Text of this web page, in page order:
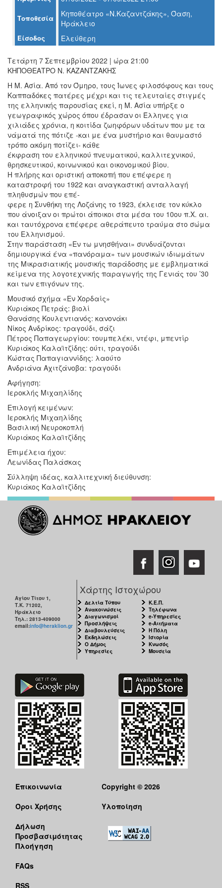
ΤΟΠΟΣ
ΠΟΛΙΤΙΣΜΟΣ
ΑΝΘΕΚΤΙΚΗ
ΠΟΛΗ
Τοποθεσία
Κηποθέατρο «Ν.Καζαντζάκης», Όαση,
Ηράκλειο
Είσοδος Ελεύθερη
Τετάρτη 7 Σεπτεμβρίου 2022 | ώρα 21:00
ΚΗΠΟΘΕΑΤΡΟ Ν. ΚΑΖΑΝΤΖΑΚΗΣ
Η Μ. Ασία. Από τον Όμηρο, τους Ίωνες φιλοσόφους και τους
Καππαδόκες πατέρες μέχρι και τις τελευταίες στιγμές
της ελληνικής παρουσίας εκεί, η Μ. Ασία υπήρξε o
γεωγραφικός χώρος όπου έδρασαν οι Έλληνες για
χιλιάδες χρόνια, η κοιτίδα ζωηφόρων υδάτων που με τα
νάματά της πότιζε -και με ένα μυστήριο και θαυμαστό
τρόπο ακόμη ποτίζει- κάθε
έκφραση του ελληνικού πνευματικού, καλλιτεχνικού,
θρησκευτικού, κοινωνικού και οικονομικού βίου.
Η πλήρης και οριστική αποκοπή που επέφερε η
καταστροφή του 1922 και αναγκαστική ανταλλαγή
πληθυσμών που επέ-
φερε η Συνθήκη της Λοζάνης το 1923, έκλεισε τον κύκλο
που άνοιξαν οι πρώτοι άποικοι στα μέσα του 10ου π.Χ. αι.
και ταυτόχρονα επέφερε αθεράπευτο τραύμα στο σώμα
του Ελληνισμού.
Στην παράσταση «Εν τω μνησθήναι» συνδυάζονται
δημιουργικά ένα «πανόραμα» των μουσικών ιδιωμάτων
της Μικρασιατικής μουσικής παράδοσης με εμβληματικά
κείμενα της λογοτεχνικής παραγωγής της Γενιάς του ’30
και των επιγόνων της.
Μουσικό σχήμα «Εν Χορδαίς»
Κυριάκος Πετράς: βιολί
Θανάσης Κουλεντιανός: κανονάκι
Νίκος Ανδρίκος: τραγούδι, σάζι
Πέτρος Παπαγεωργίου: τουμπελέκι, ντέφι, μπεντίρ
Κυριάκος Καλαϊτζίδης: ούτι, τραγούδι
Κώστας Παπαγιαννίδης: λαούτο
Ανδριάνα Αχιτζάνοβα: τραγούδι
Αφήγηση:
Ιεροκλής Μιχαηλίδης
Επιλογή κειμένων:
Ιεροκλής Μιχαηλίδης
Βασιλική Νευροκοπλή
Κυριάκος Καλαϊτζίδης
Επιμέλεια ήχου:
Λεωνίδας Παλάσκας
Σύλληψη ιδέας, καλλιτεχνική διεύθυνση:
Κυριάκος Καλαϊτζίδης
Αγίου Τίτου 1,
Τ.Κ. 71202,
Ηράκλειο
Τηλ.: 2813-409000
email:info@heraklion.gr
Χάρτης Ιστοχώρου
Δελτία Τύπου
Ανακοινώσεις
Διαγωνισμοί
Προσλήψεις
Διαβουλεύσεις
Εκδηλώσεις
Ο Δήμος
Υπηρεσίες
Κ.Ε.Π.
Τηλέφωνα
e-Υπηρεσίες
e-Αιτήματα
Η Πόλη
Ιστορία
Κνωσός
Μουσεία
Επικοινωνία
Όροι Χρήσης
Δήλωση
Προσβασιμότητας
Πλοήγηση
FAQs
RSS
Copyright © 2026
Υλοποίηση